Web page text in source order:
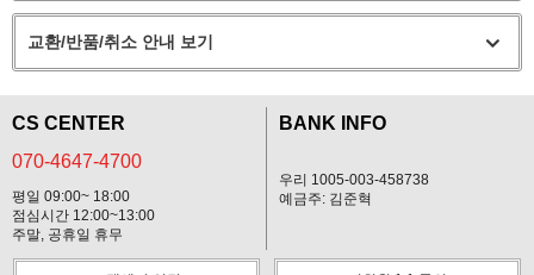
교환/반품/취소 안내 보기
CS CENTER
070-4647-4700
평일 09:00~ 18:00
점심시간 12:00~13:00
주말, 공휴일 휴무
BANK INFO
우리 1005-003-458738
예금주: 김준혁